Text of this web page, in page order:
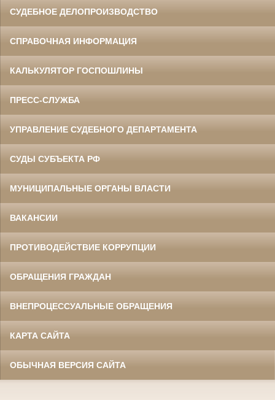
СУДЕБНОЕ ДЕЛОПРОИЗВОДСТВО
СПРАВОЧНАЯ ИНФОРМАЦИЯ
КАЛЬКУЛЯТОР ГОСПОШЛИНЫ
ПРЕСС-СЛУЖБА
УПРАВЛЕНИЕ СУДЕБНОГО ДЕПАРТАМЕНТА
СУДЫ СУБЪЕКТА РФ
МУНИЦИПАЛЬНЫЕ ОРГАНЫ ВЛАСТИ
ВАКАНСИИ
ПРОТИВОДЕЙСТВИЕ КОРРУПЦИИ
ОБРАЩЕНИЯ ГРАЖДАН
ВНЕПРОЦЕССУАЛЬНЫЕ ОБРАЩЕНИЯ
КАРТА САЙТА
ОБЫЧНАЯ ВЕРСИЯ САЙТА